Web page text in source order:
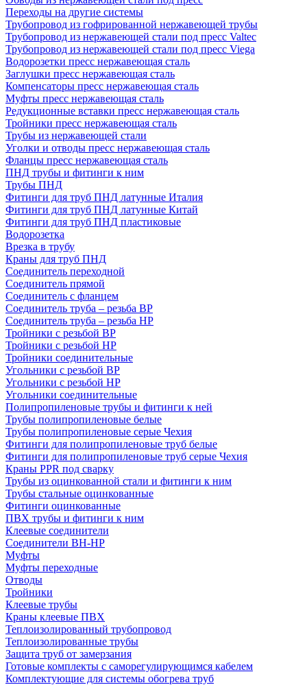
Переходы на другие системы
Трубопровод из гофрированной нержавеющей трубы
Трубопровод из нержавеющей стали под пресс Valtec
Трубопровод из нержавеющей стали под пресс Viega
Водорозетки пресс нержавеющая сталь
Заглушки пресс нержавеющая сталь
Компенсаторы пресс нержавеющая сталь
Муфты пресс нержавеющая сталь
Редукционные вставки пресс нержавеющая сталь
Тройники пресс нержавеющая сталь
Трубы из нержавеющей стали
Уголки и отводы пресс нержавеющая сталь
Фланцы пресс нержавеющая сталь
ПНД трубы и фитинги к ним
Трубы ПНД
Фитинги для труб ПНД латунные Италия
Фитинги для труб ПНД латунные Китай
Фитинги для труб ПНД пластиковые
Водорозетка
Врезка в трубу
Краны для труб ПНД
Соединитель переходной
Соединитель прямой
Соединитель с фланцем
Соединитель труба – резьба ВР
Соединитель труба – резьба НР
Тройники с резьбой ВР
Тройники с резьбой НР
Тройники соединительные
Угольники с резьбой ВР
Угольники с резьбой НР
Угольники соединительные
Полипропиленовые трубы и фитинги к ней
Трубы полипропиленовые белые
Трубы полипропиленовые серые Чехия
Фитинги для полипропиленовые труб белые
Фитинги для полипропиленовые труб серые Чехия
Краны PPR под сварку
Трубы из оцинкованной стали и фитинги к ним
Трубы стальные оцинкованные
Фитинги оцинкованные
ПВХ трубы и фитинги к ним
Клеевые соединители
Соединители ВН-НР
Муфты
Муфты переходные
Отводы
Тройники
Клеевые трубы
Краны клеевые ПВХ
Теплоизолированный трубопровод
Теплоизолированные трубы
Защита труб от замерзания
Готовые комплекты с саморегулирующимся кабелем
Комплектующие для системы обогрева труб